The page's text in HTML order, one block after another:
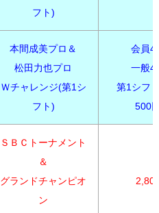
フト)
本間成美プロ＆
松田力也プロ
Ｗチャレンジ(第1シ
フト)
会員
一般
第1シフ
500
ＳＢＣトーナメント
＆
グランドチャンピオ
ン